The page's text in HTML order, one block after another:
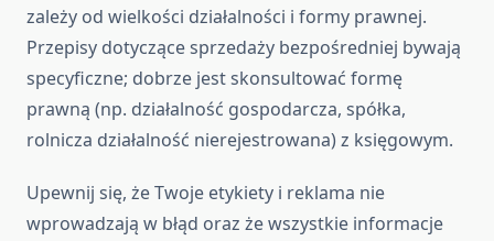
zależy od wielkości działalności i formy prawnej.
Przepisy dotyczące sprzedaży bezpośredniej bywają
specyficzne; dobrze jest skonsultować formę
prawną (np. działalność gospodarcza, spółka,
rolnicza działalność nierejestrowana) z księgowym.
Upewnij się, że Twoje etykiety i reklama nie
wprowadzają w błąd oraz że wszystkie informacje